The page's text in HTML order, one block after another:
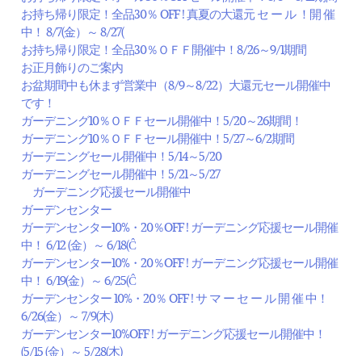
お持ち帰り限定！全品30％ OFF ! 真夏の大還元 セ ー ル ！開 催
中！ 8/7(金）～ 8/27(
お持ち帰り限定！全品30％ＯＦＦ開催中！8/26～9/1期間
お正月飾りのご案内
お盆期間中も休まず営業中（8/9～8/22）大還元セール開催中
です！
ガーデニング10％ＯＦＦセール開催中！5/20～26期間！
ガーデニング10％ＯＦＦセール開催中！5/27～6/2期間
ガーデニングセール開催中！5/14～5/20
ガーデニングセール開催中！5/21～5/27
ガーデニング応援セール開催中
ガーデンセンター
ガーデンセンター10%・20％OFF ! ガーデニング応援セール開催
中！ 6/12 (金）～ 6/18(Ĉ
ガーデンセンター10%・20％OFF ! ガーデニング応援セール開催
中！ 6/19(金）～ 6/25(Ĉ
ガーデンセンター 10%・20％ OFF ! サ マ ー セ ー ル 開 催 中！
6/26(金）～ 7/9(木)
ガーデンセンター10%OFF ! ガーデニング応援セール開催中！
(5/15 (金）～ 5/28(木)